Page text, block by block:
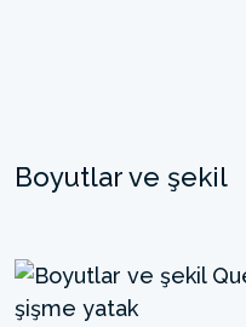
Boyutlar ve şekil